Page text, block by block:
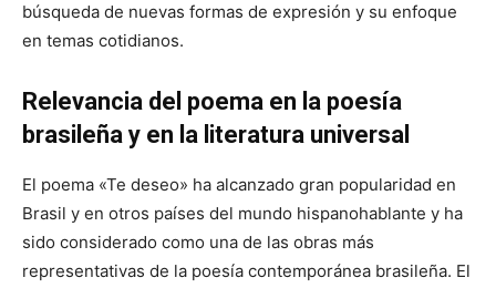
búsqueda de nuevas formas de expresión y su enfoque
en temas cotidianos.
Relevancia del poema en la poesía
brasileña y en la literatura universal
El poema «Te deseo» ha alcanzado gran popularidad en
Brasil y en otros países del mundo hispanohablante y ha
sido considerado como una de las obras más
representativas de la poesía contemporánea brasileña. El